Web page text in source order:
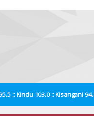
:: Kindu 103.0 :: Kisangani